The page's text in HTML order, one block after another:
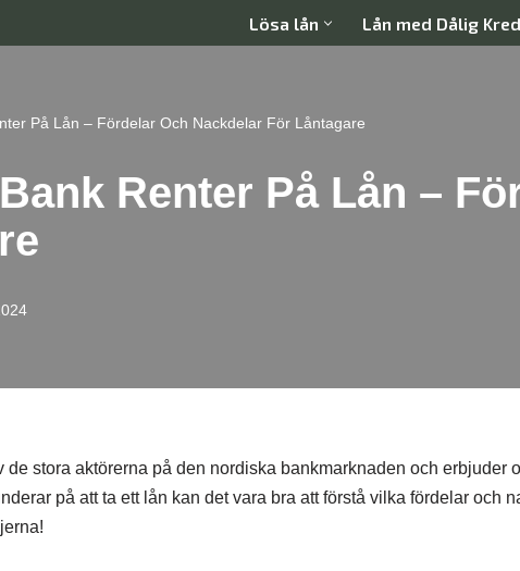
Lösa lån Lån med Dålig
På Lån – Fördelar Och Nackdelar För Låntagare
Renter På Lån –
de stora aktörerna på den nordiska bankmarknaden och erbjuder
på att ta ett lån kan det vara bra att förstå vilka fördelar och